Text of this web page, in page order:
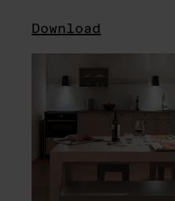
Download